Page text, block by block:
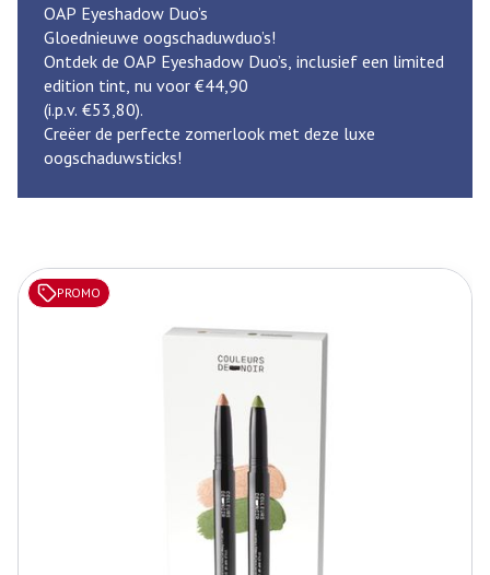
OAP Eyeshadow Duo’s
Gloednieuwe oogschaduwduo’s!
Ontdek de OAP Eyeshadow Duo’s, inclusief een limited
edition tint, nu voor €44,90
(i.p.v. €53,80).
Creëer de perfecte zomerlook met deze luxe
oogschaduwsticks!
PROMO